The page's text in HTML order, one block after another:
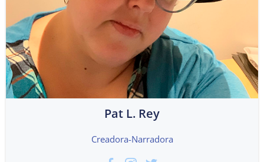
Pat L. Rey
Creadora-Narradora